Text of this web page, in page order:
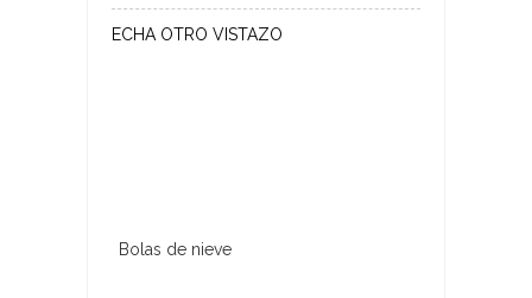
ECHA OTRO VISTAZO
Bolas de nieve